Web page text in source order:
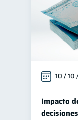
10 /
Impacto